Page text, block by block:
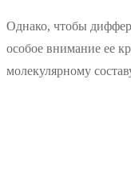
Однако, чтобы
особое внимание ее
молекулярному